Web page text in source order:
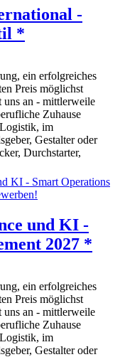
-
*
ein erfolgreiches
Preis möglichst
uns an - mittlerweile
Zuhause
im
Gestalter oder
Durchstarter,
und KI -
2027 *
ein erfolgreiches
Preis möglichst
uns an - mittlerweile
Zuhause
im
Gestalter oder